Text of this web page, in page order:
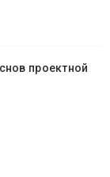
проектной